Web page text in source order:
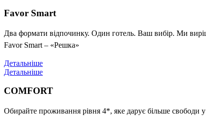
Favor Smart
Два формати відпочинку. Один готель. Ваш вибір. Ми
Favor Smart – «Решка»
Детальніше
Детальніше
COMFORT
Обирайте проживання рівня 4*, яке дарує більше свободи